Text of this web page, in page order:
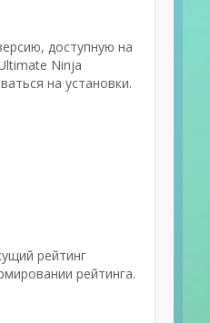
доступную на
Ninja
на установки.
рейтинг
рейтинга.